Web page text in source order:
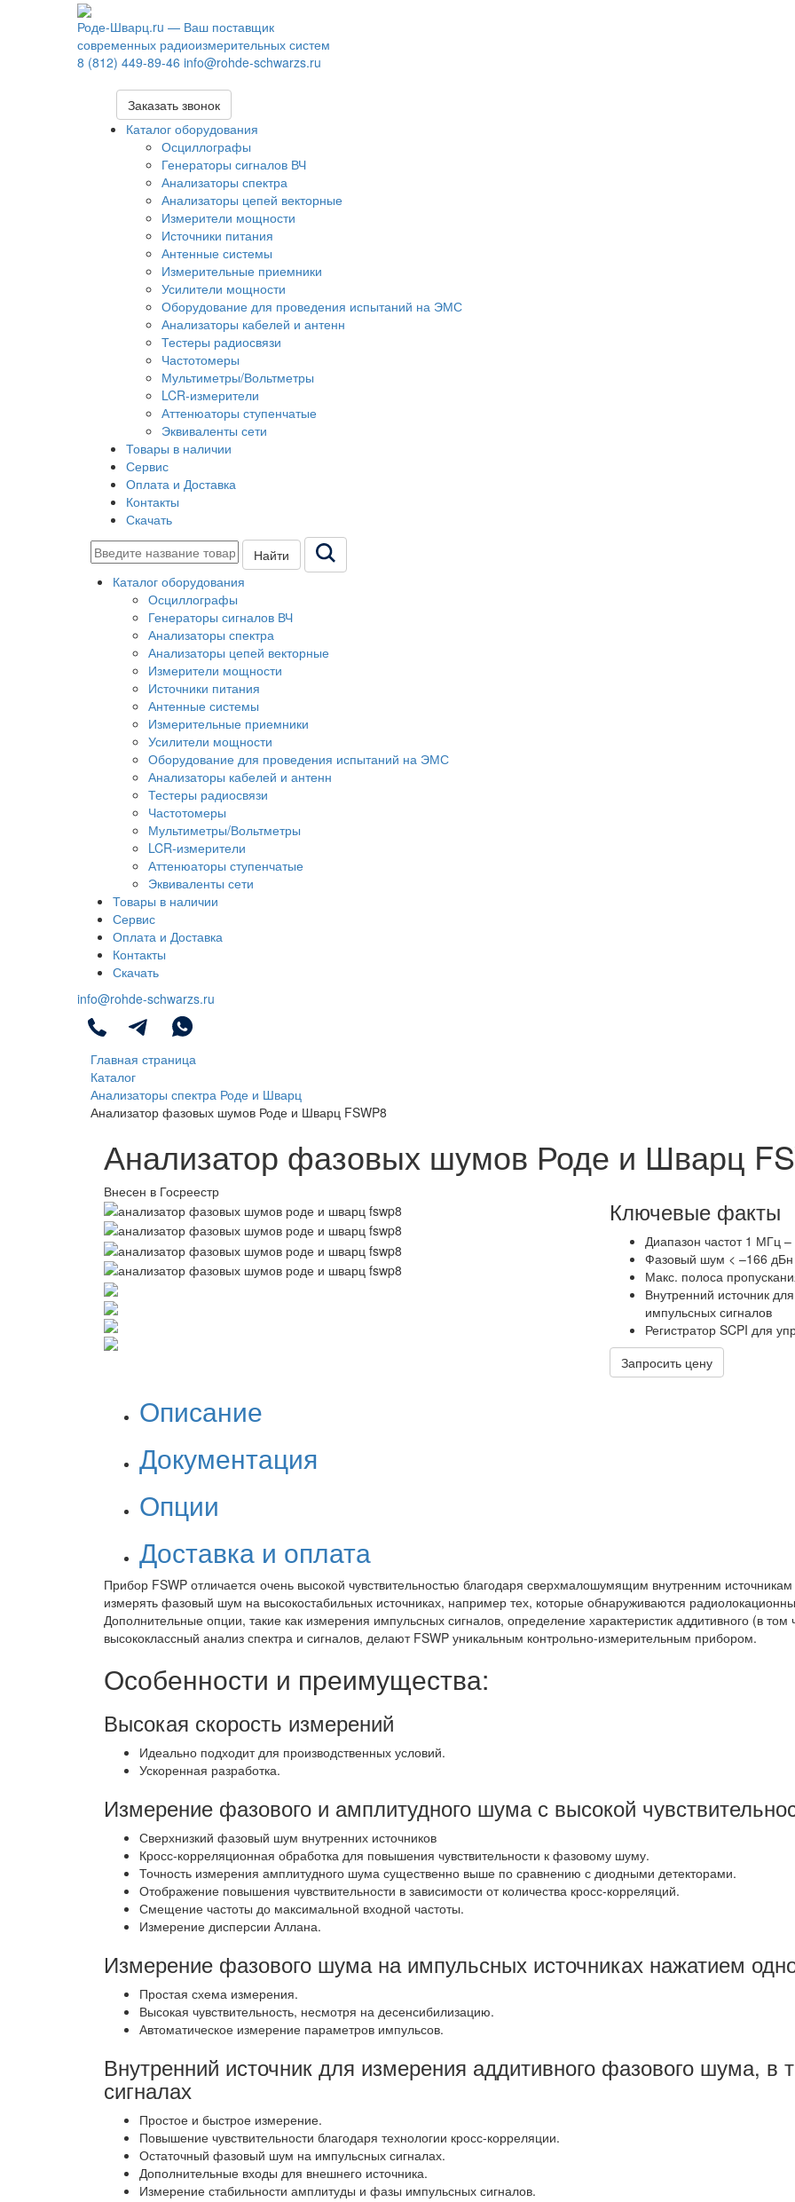
Роде-Шварц.ru — Ваш поставщик
современных радиоизмерительных систем
8 (812) 449-89-46 info@rohde-schwarzs.ru
Заказать звонок
Каталог оборудования
Осциллографы
Генераторы сигналов ВЧ
Анализаторы спектра
Анализаторы цепей векторные
Измерители мощности
Источники питания
Антенные системы
Измерительные приемники
Усилители мощности
Оборудование для проведения испытаний на ЭМС
Анализаторы кабелей и антенн
Тестеры радиосвязи
Частотомеры
Мультиметры/Вольтметры
LCR-измерители
Аттенюаторы ступенчатые
Эквиваленты сети
Товары в наличии
Сервис
Оплата и Доставка
Контакты
Скачать
Найти
Каталог оборудования
Осциллографы
Генераторы сигналов ВЧ
Анализаторы спектра
Анализаторы цепей векторные
Измерители мощности
Источники питания
Антенные системы
Измерительные приемники
Усилители мощности
Оборудование для проведения испытаний на ЭМС
Анализаторы кабелей и антенн
Тестеры радиосвязи
Частотомеры
Мультиметры/Вольтметры
LCR-измерители
Аттенюаторы ступенчатые
Эквиваленты сети
Товары в наличии
Сервис
Оплата и Доставка
Контакты
Скачать
info@rohde-schwarzs.ru
Главная страница
Каталог
Анализаторы спектра Роде и Шварц
Анализатор фазовых шумов Роде и Шварц FSWP8
Анализатор фазовых шумов Роде и Шварц
Внесен в Госреестр
Ключевые факты
Диапазон частот 1 МГц
Фазовый шум < –166 дБн
Макс. полоса
Внутренний источник
импульсных сигналов
Регистратор SCPI для
Запросить цену
Описание
Документация
Опции
Доставка и оплата
Прибор FSWP отличается очень высокой чувствительностью благодаря сверхмалошумящим внутренним
измерять фазовый шум на высокостабильных источниках, например тех, которые обнаруживаются
Дополнительные опции, такие как измерения импульсных сигналов, определение характеристик аддитивного (в
высококлассный анализ спектра и сигналов, делают FSWP уникальным контрольно-измерительным прибором.
Особенности и преимущества:
Высокая скорость измерений
Идеально подходит для производственных условий.
Ускоренная разработка.
Измерение фазового и амплитудного шума с высокой
Сверхнизкий фазовый шум внутренних источников
Кросс-корреляционная обработка для повышения чувствительности к фазовому шуму.
Точность измерения амплитудного шума существенно выше по сравнению с диодными детекторами.
Отображение повышения чувствительности в зависимости от количества кросс-корреляций.
Смещение частоты до максимальной входной частоты.
Измерение дисперсии Аллана.
Измерение фазового шума на импульсных источниках нажатием
Простая схема измерения.
Высокая чувствительность, несмотря на десенсибилизацию.
Автоматическое измерение параметров импульсов.
Внутренний источник для измерения аддитивного фазового шума, в
сигналах
Простое и быстрое измерение.
Повышение чувствительности благодаря технологии кросс-корреляции.
Остаточный фазовый шум на импульсных сигналах.
Дополнительные входы для внешнего источника.
Измерение стабильности амплитуды и фазы импульсных сигналов.